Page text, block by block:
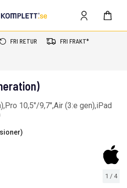
FRI RETUR FRI FRAKT*
1 / 4
10,5"/9,7",Air (3:e gen),iPad